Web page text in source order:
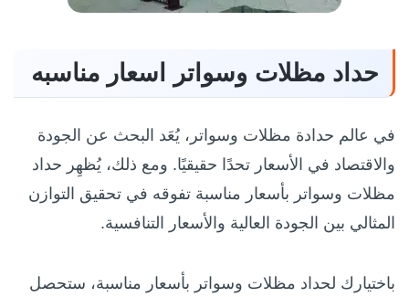
حداد مظلات وسواتر اسعار مناسبه
في عالم حدادة مظلات وسواتر، يُعَد البحث عن الجودة
والاقتصاد في الأسعار تحدًا حقيقيًا. ومع ذلك، يُظهِر حداد
مظلات وسواتر بأسعار مناسبة تفوقه في تحقيق التوازن
المثالي بين الجودة العالية والأسعار التنافسية.
باختيارك لحداد مظلات وسواتر بأسعار مناسبة، ستحصل